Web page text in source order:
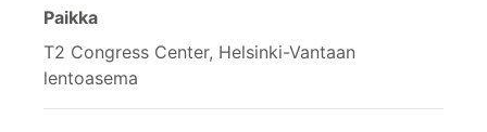
Paikka
T2 Congress Center, Helsinki-Vantaan
lentoasema